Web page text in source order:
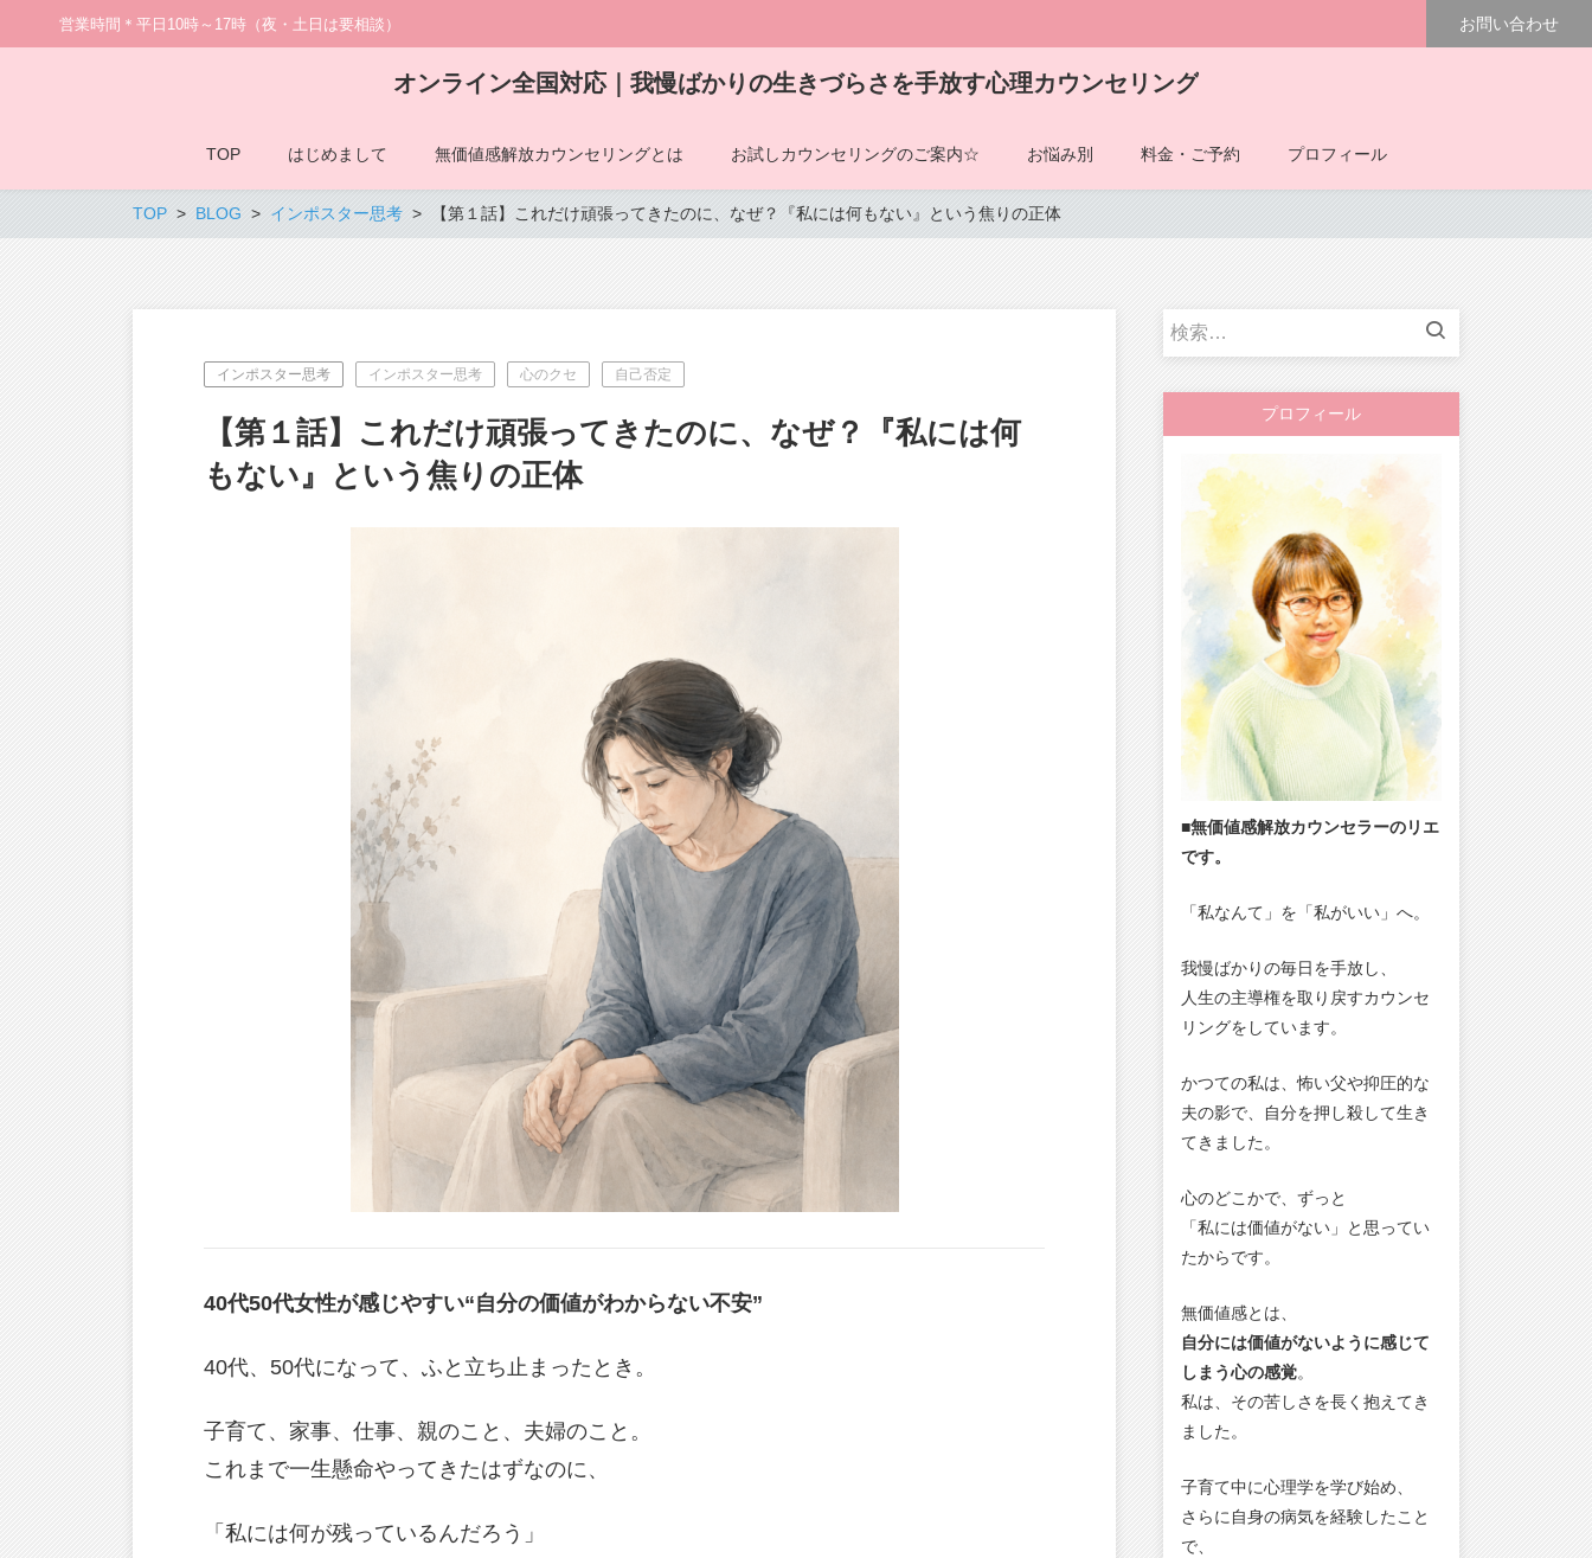
営業時間＊平日10時～17時（夜・土日は要相談） お問い合わせ
オンライン全国対応｜我慢ばかりの生きづらさを手放す心理カウンセリング
TOP はじめまして 無価値感解放カウンセリングとは お試しカウンセリングのご案内☆ お悩み別 料金・ご予約 プロフィール
TOP BLOG インポスター思考 【第１話】これだけ頑張ってきたのに、なぜ？『私には何もない』という焦りの正体
インポスター思考 インポスター思考 心のクセ 自己否定
【第１話】これだけ頑張ってきたのに、なぜ？『私には何
もない』という焦りの正体
40代50代女性が感じやすい“自分の価値がわからない不安”
40代、50代になって、ふと立ち止まったとき。
子育て、家事、仕事、親のこと、夫婦のこと。
これまで一生懸命やってきたはずなのに、
「私には何が残っているんだろう」
検
プロフィール
■無価値感解放カウンセラーのリエ
です。
「私なんて」を「私がいい」へ。
我慢ばかりの毎日を手放し、
人生の主導権を取り戻すカウンセ
リングをしています。
かつての私は、怖い父や抑圧的な
夫の影で、自分を押し殺して生き
てきました。
心のどこかで、ずっと
「私には価値がない」と思ってい
たからです。
無価値感とは、
自分には価値がないように感じて
しまう心の感覚。
私は、その苦しさを長く抱えてき
ました。
子育て中に心理学を学び始め、
さらに自身の病気を経験したこと
で、